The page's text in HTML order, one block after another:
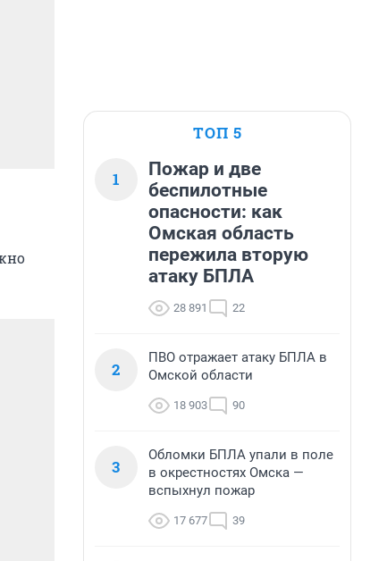
ТОП 5
1
Пожар и две
беспилотные
опасности: как
Омская область
пережила вторую
атаку БПЛА
28 891 22
2
ПВО отражает атаку БПЛА в
Омской области
18 903 90
3
Обломки БПЛА упали в поле
в окрестностях Омска —
вспыхнул пожар
17 677 39